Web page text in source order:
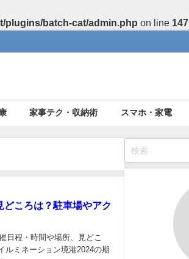
plugins/batch-cat/admin.php on line 147
家事テク・収納術 スマホ・家電
ころは？駐車場やアク
日程・時間や場所、見どこ
ルミネーション境港2024の期